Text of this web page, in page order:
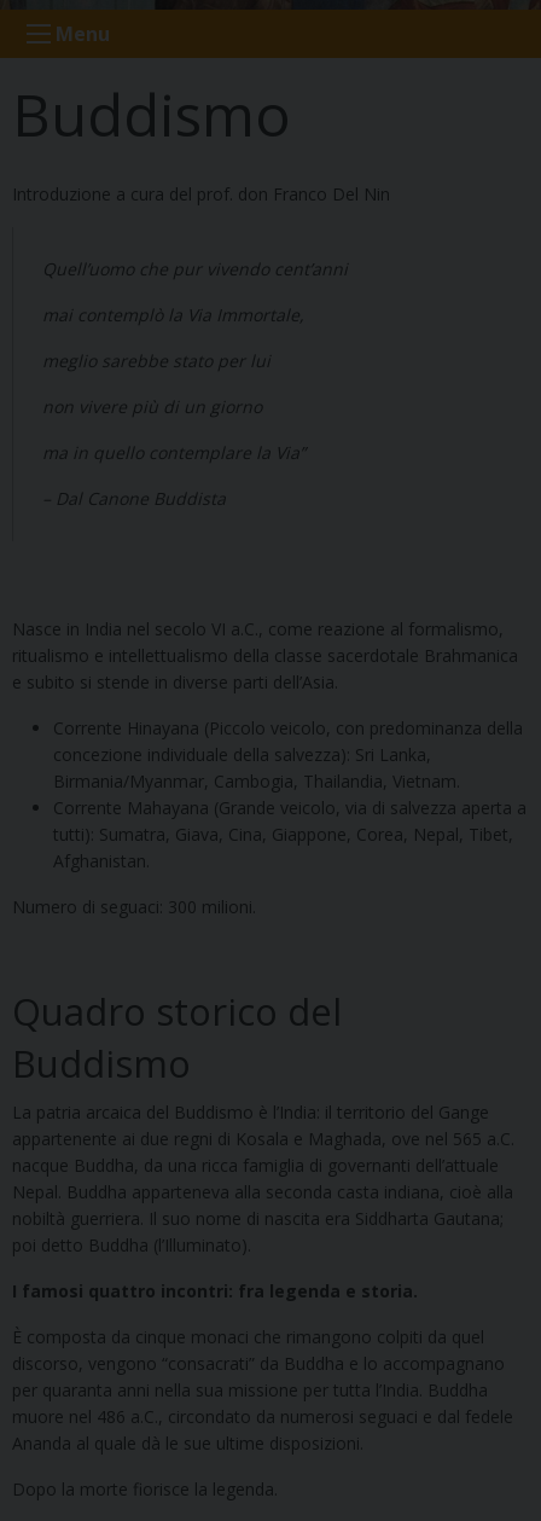
Menu
Buddismo
Introduzione a cura del prof. don Franco Del Nin
Quell’uomo che pur vivendo cent’anni
mai contemplò la Via Immortale,
meglio sarebbe stato per lui
non vivere più di un giorno
ma in quello contemplare la Via”
– Dal Canone Buddista
Nasce in India nel secolo VI a.C., come reazione al formalismo,
ritualismo e intellettualismo della classe sacerdotale Brahmanica
e subito si stende in diverse parti dell’Asia.
Corrente Hinayana (Piccolo veicolo, con predominanza della
concezione individuale della salvezza): Sri Lanka,
Birmania/Myanmar, Cambogia, Thailandia, Vietnam.
Corrente Mahayana (Grande veicolo, via di salvezza aperta a
tutti): Sumatra, Giava, Cina, Giappone, Corea, Nepal, Tibet,
Afghanistan.
Numero di seguaci: 300 milioni.
Quadro storico del
Buddismo
La patria arcaica del Buddismo è l’India: il territorio del Gange
appartenente ai due regni di Kosala e Maghada, ove nel 565 a.C.
nacque Buddha, da una ricca famiglia di governanti dell’attuale
Nepal. Buddha apparteneva alla seconda casta indiana, cioè alla
nobiltà guerriera. Il suo nome di nascita era Siddharta Gautana;
poi detto Buddha (l’Illuminato).
I famosi quattro incontri: fra legenda e storia.
È composta da cinque monaci che rimangono colpiti da quel
discorso, vengono “consacrati” da Buddha e lo accompagnano
per quaranta anni nella sua missione per tutta l’India. Buddha
muore nel 486 a.C., circondato da numerosi seguaci e dal fedele
Ananda al quale dà le sue ultime disposizioni.
Dopo la morte fiorisce la legenda.